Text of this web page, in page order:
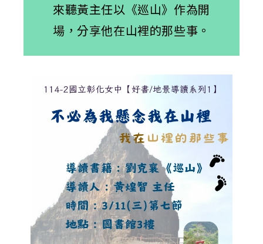
來聽黃主任以《巡山》作為開
場，分享他在山裡的那些事。